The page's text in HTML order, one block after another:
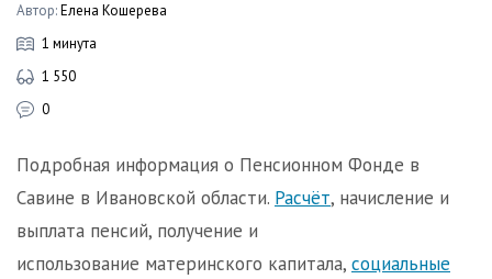
Автор:Елена Кошерева
1 минута
1 550
0
Подробная информация о Пенсионном Фонде в
Савине в Ивановской области. Расчёт, начисление и
выплата пенсий, получение и
использование материнского капитала, социальные